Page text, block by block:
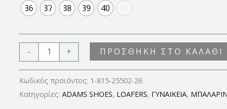
36
37 38 39 40
- + ΠΡΟΣΘΉΚΗ ΣΤΟ ΚΑΛΆΘΙ
Κωδικός προϊόντος: 1-815-25502-26
Κατηγορίες: ADAMS SHOES, LOAFERS, ΓΥΝΑΙΚΕΙΑ,